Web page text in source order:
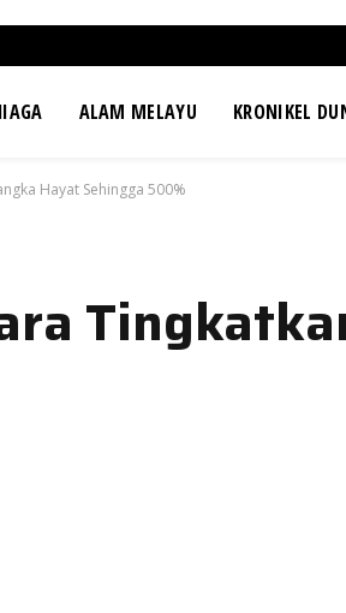
ALAM MELAYU KRONIKEL
Hayat Sehingga 500%